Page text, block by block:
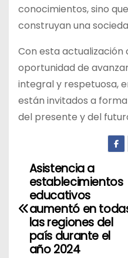
conocimientos, sino
construyan una
Con esta
oportunidad de
integral y respetuosa,
están invitados a
del presente y del
N
a
Asistencia a
establecimientos
educativos
aumentó en
las regiones del
país durante el
año 2024